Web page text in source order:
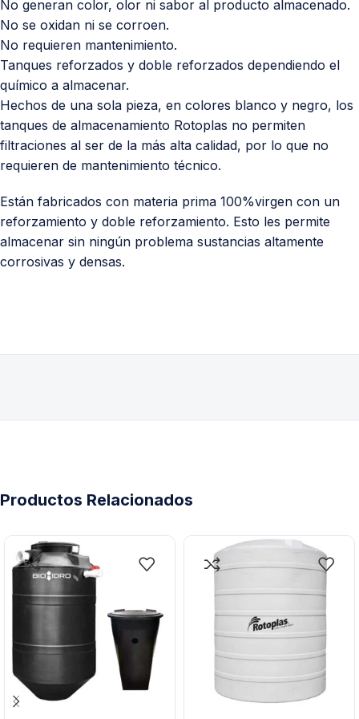
No generan color, olor ni sabor al producto almacenado.
No se oxidan ni se corroen.
No requieren mantenimiento.
Tanques reforzados y doble reforzados dependiendo el
químico a almacenar.
Hechos de una sola pieza, en colores blanco y negro, los
tanques de almacenamiento Rotoplas no permiten
filtraciones al ser de la más alta calidad, por lo que no
requieren de mantenimiento técnico.
Están fabricados con materia prima 100%virgen con un
reforzamiento y doble reforzamiento. Esto les permite
almacenar sin ningún problema sustancias altamente
corrosivas y densas.
Productos Relacionados